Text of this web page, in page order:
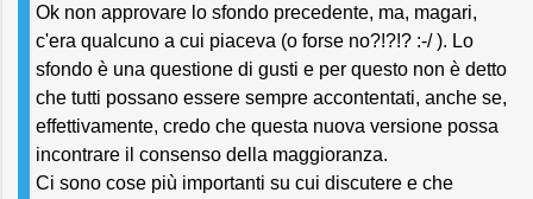
Ok non approvare lo sfondo precedente, ma, magari,
c'era qualcuno a cui piaceva (o forse no?!?!? :-/ ). Lo
sfondo è una questione di gusti e per questo non è detto
che tutti possano essere sempre accontentati, anche se,
effettivamente, credo che questa nuova versione possa
incontrare il consenso della maggioranza.
Ci sono cose più importanti su cui discutere e che